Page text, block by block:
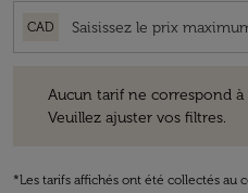
CAD
Aucun tarif ne correspond
Veuillez ajuster vos filtres.
*Les tarifs affichés ont été collectés au